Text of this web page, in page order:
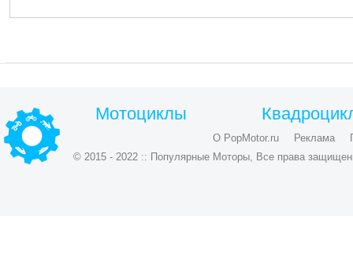
Мотоциклы
О PopMotor.ru Реклама
© 2015 - 2022 :: Популярные Моторы, Все права